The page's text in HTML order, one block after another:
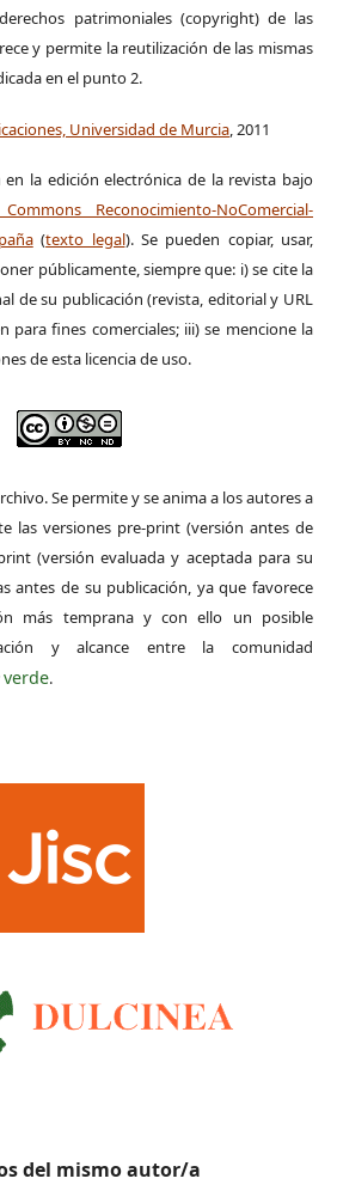
patrimoniales (copyright) de las
y permite la reutilización de las mismas
en el punto 2.
Universidad de Murcia, 2011
en la edición electrónica de la revista bajo
Reconocimiento-NoComercial-
(texto legal). Se pueden copiar, usar,
públicamente, siempre que: i) se cite la
de su publicación (revista, editorial y URL
para fines comerciales; iii) se mencione la
de esta licencia de uso.
Se permite y se anima a los autores a
las versiones pre-print (versión antes de
(versión evaluada y aceptada para su
antes de su publicación, ya que favorece
más temprana y con ello un posible
y alcance entre la comunidad
verde.
del mismo autor/a